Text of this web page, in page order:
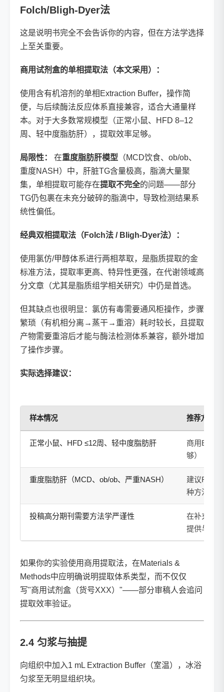
Folch/Bligh-Dyer法
这是说明书完全不会告诉你的内容，但在方法学选择
上至关重要。
商用试剂盒的单相提取法（本文采用）：
使用含有机溶剂的单相Extraction Buffer，操作简
便，与后续酶法反应体系直接兼容，适合大通量样
本。对于大多数常规模型（正常小鼠、HFD 8–12
周、轻中度脂肪肝），提取效率足够。
局限性： 在重度脂肪肝模型 （MCD饮食、ob/ob、
重度NASH）中，肝脏TG含量极高，脂滴大量聚
集，单相提取可能存在提取不完全的问题——部分
TG仍包裹在未充分破碎的脂滴中，导致检测结果系
统性偏低。
经典双相提取法（Folch法 / Bligh-Dyer法）：
使用氯仿/甲醇体系进行两相萃取，是脂质提取的金
标准方法，提取率更高、特异性更强，在代谢领域高
分文章（尤其是脂质组学相关研究）中仍是首选。
但其缺点也很明显：氯仿有毒需要通风柜操作，步骤
繁琐（有机相分离→蒸干→重溶）耗时较长，且提取
产物需要重溶后才能与酶法检测体系兼容，额外增加
了操作步骤。
实际选择建议：
样本情况 推荐方法
正常小鼠、HFD ≤12周、轻中度脂肪肝
商用
够）
重度脂肪肝（MCD、ob/ob、严重NASH）
建议Folch
种方法做
投稿高分期刊需要方法学严谨性
在补充材
提供与
如果你的实验使用商用提取法，在Materials &
Methods中应明确说明提取体系类型，而不仅仅
写"商用试剂盒（货号XXX）"——部分审稿人会追问
提取效率验证。
2.4 匀浆与抽提
向组织中加入1 mL Extraction Buffer（室温），冰浴
匀浆至无明显组织块。